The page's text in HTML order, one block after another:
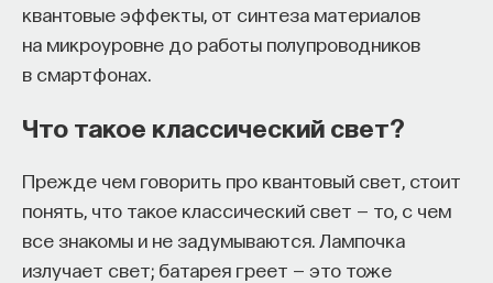
квантовые эффекты, от синтеза материалов
на микроуровне до работы полупроводников
в смартфонах.
Что такое классический свет?
Прежде чем говорить про квантовый свет, стоит
понять, что такое классический свет — то, с чем
все знакомы и не задумываются. Лампочка
излучает свет; батарея греет — это тоже